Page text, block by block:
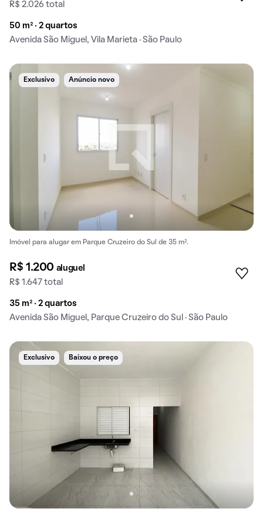
R$ 2.026 total
50 m² · 2 quartos
Avenida São Miguel, Vila Marieta · São Paulo
Exclusivo Anúncio novo
Imóvel para alugar em Parque Cruzeiro do Sul de 35 m².
R$ 1.200 aluguel
R$ 1.647 total
35 m² · 2 quartos
Avenida São Miguel, Parque Cruzeiro do Sul · São Paulo
Exclusivo Baixou o preço